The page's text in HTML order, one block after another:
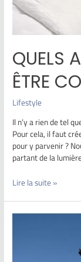
QUELS
ÊTRE
Lifestyle
Il n’y a rien de tel
Pour cela, il faut
pour y parvenir ?
partant de la
Lire la suite »